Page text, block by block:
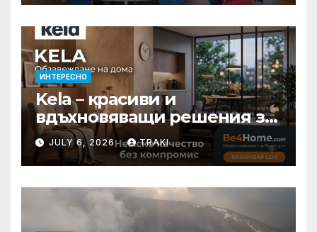
ИНТЕРЕСНО
Kela – красиви и
вдъхновяващи решения за
вашия дом
JULY 6, 2026 TRAKI